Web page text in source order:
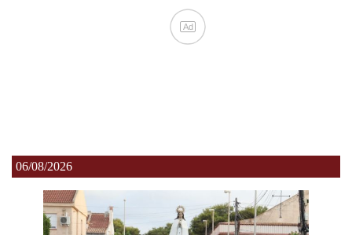
Ad
06/08/2026